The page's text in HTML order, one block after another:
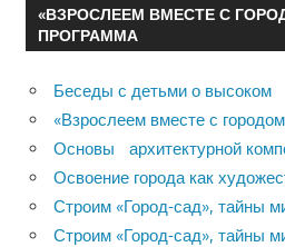
«ВЗРОСЛЕЕМ ВМЕСТЕ С
ПРОГРАММА
Беседы с детьми о высоком
«Взрослеем вместе с
Основы архитектурной
Освоение города как
Строим «Город-сад», тайны
Строим «Город-сад», тайны